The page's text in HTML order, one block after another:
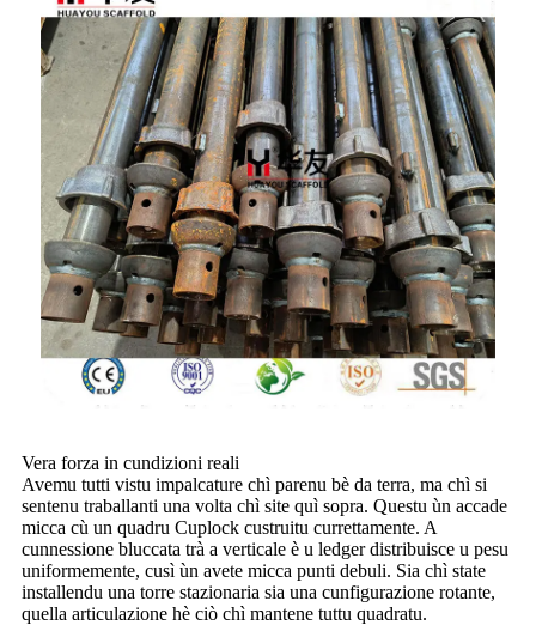
Vera forza in cundizioni reali
Avemu tutti vistu impalcature chì parenu bè da terra, ma chì si
sentenu traballanti una volta chì site quì sopra. Questu ùn accade
micca cù un quadru Cuplock custruitu currettamente. A
cunnessione bluccata trà a verticale è u ledger distribuisce u pesu
uniformemente, cusì ùn avete micca punti debuli. Sia chì state
installendu una torre stazionaria sia una cunfigurazione rotante,
quella articulazione hè ciò chì mantene tuttu quadratu.